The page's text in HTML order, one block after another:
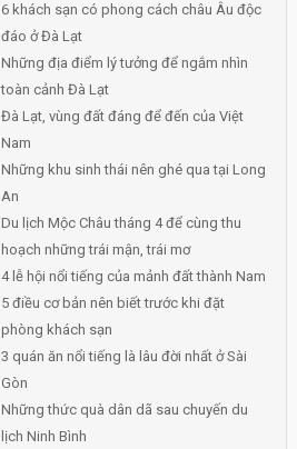
6 khách sạn có phong cách châu Âu độc
đáo ở Đà Lạt
Những địa điểm lý tưởng để ngắm nhìn
toàn cảnh Đà Lạt
Đà Lạt, vùng đất đáng để đến của Việt
Nam
Những khu sinh thái nên ghé qua tại Long
An
Du lịch Mộc Châu tháng 4 để cùng thu
hoạch những trái mận, trái mơ
4 lễ hội nổi tiếng của mảnh đất thành Nam
5 điều cơ bản nên biết trước khi đặt
phòng khách sạn
3 quán ăn nổi tiếng là lâu đời nhất ở Sài
Gòn
Những thức quà dân dã sau chuyến du
lịch Ninh Bình